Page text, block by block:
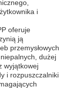
i
oferuje
ją
przemysłowych
dużej
wyjątkowej
i rozpuszczalniki